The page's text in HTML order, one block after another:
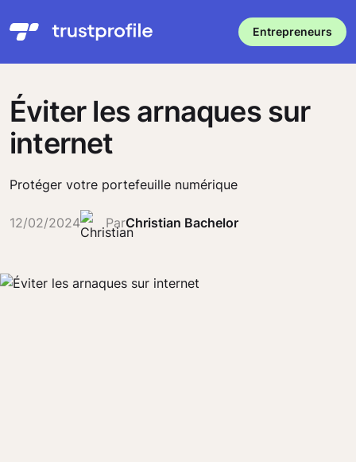
Entrepreneurs
Éviter les arnaques sur
internet
Protéger votre portefeuille numérique
12/02/2024 ParChristian Bachelor